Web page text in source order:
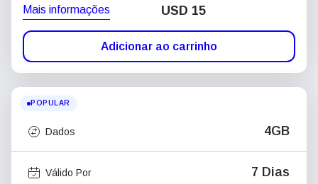
Mais informações USD 15
Adicionar ao carrinho
POPULAR
Dados 4GB
Válido Por 7 Dias